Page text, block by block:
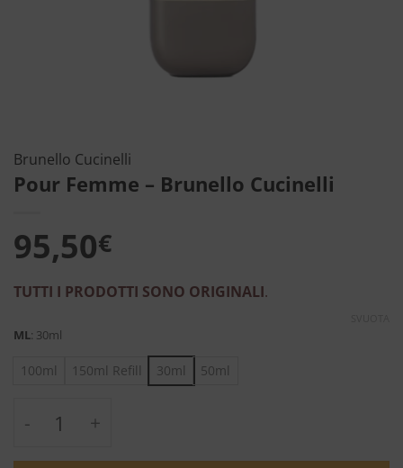
Brunello Cucinelli
Pour Femme – Brunello Cucinelli
95,50€
TUTTI I PRODOTTI SONO ORIGINALI.
ML: 30ml
100ml 150ml Refill 30ml 50ml
Pour Femme - Brunello Cucinelli quantità